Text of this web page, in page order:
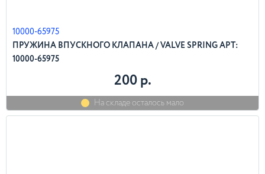
10000-65975
ПРУЖИНА ВПУСКНОГО КЛАПАНА / VALVE SPRING АРТ:
10000-65975
200 р.
На складе осталось мало